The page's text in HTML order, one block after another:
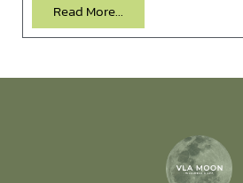
Read More...